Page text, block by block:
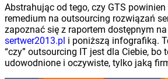
Abstrahując od tego, czy GTS
remedium na outsourcing rozwiązań
zapoznać się z raportem dostępnym
sertwer2013.pl i poniższą infografiką.
“czy” outsourcing IT jest dla Ciebie, bo
udowodnione i oczywiste, tylko jaką